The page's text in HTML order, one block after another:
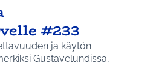
#233
ja käytön
Gustavelundissa,